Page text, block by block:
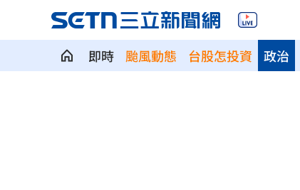
即時 颱風動態 台股怎投資 政治